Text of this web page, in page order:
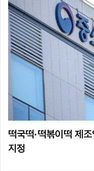
떡국떡·떡볶이떡 제
지정